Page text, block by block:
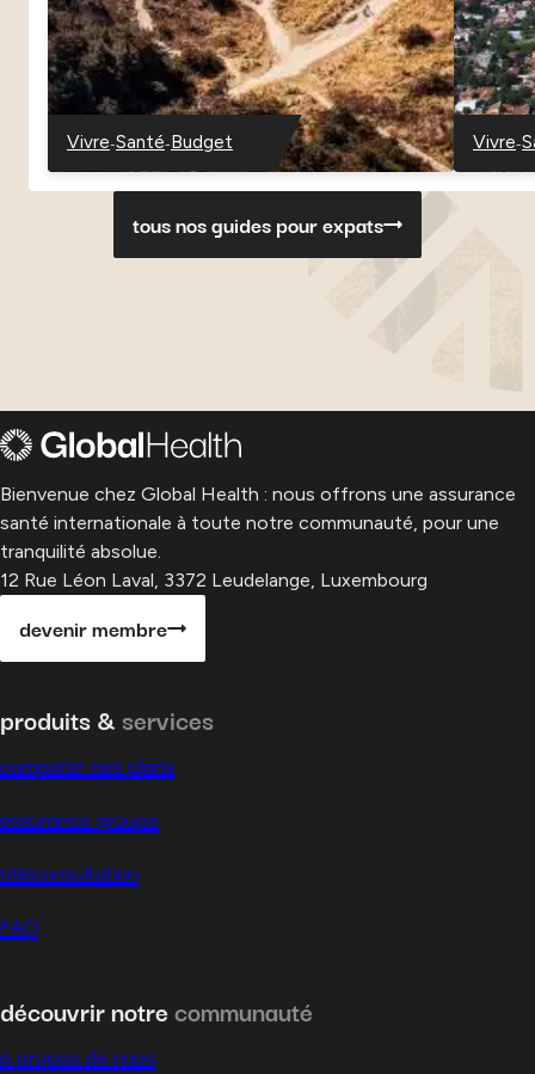
Vivre
-
Danemark
-Santé
-
Danemark
-Budget
-
Danemark
Vivre
-
--
tous nos guides pour expats
Bienvenue chez Global Health : nous offrons une assurance
santé internationale à toute notre communauté, pour une
tranquilité absolue.
12 Rue Léon Laval, 3372 Leudelange, Luxembourg
devenir membre
produits & services
comparer nos plans
assurance groupe
téléconsultation
FAQ
découvrir notrecommunauté
à propos de nous